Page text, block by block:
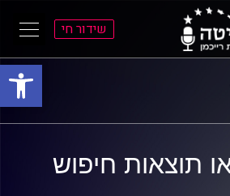
פתח
שידור חי
תוצאות חיפוש